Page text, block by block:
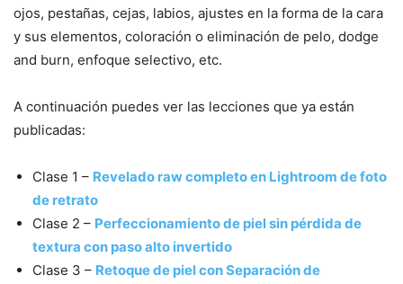
ojos, pestañas, cejas, labios, ajustes en la forma de la cara
y sus elementos, coloración o eliminación de pelo, dodge
and burn, enfoque selectivo, etc.
A continuación puedes ver las lecciones que ya están
publicadas:
Clase 1 – Revelado raw completo en Lightroom de foto
de retrato
Clase 2 – Perfeccionamiento de piel sin pérdida de
textura con paso alto invertido
Clase 3 – Retoque de piel con Separación de